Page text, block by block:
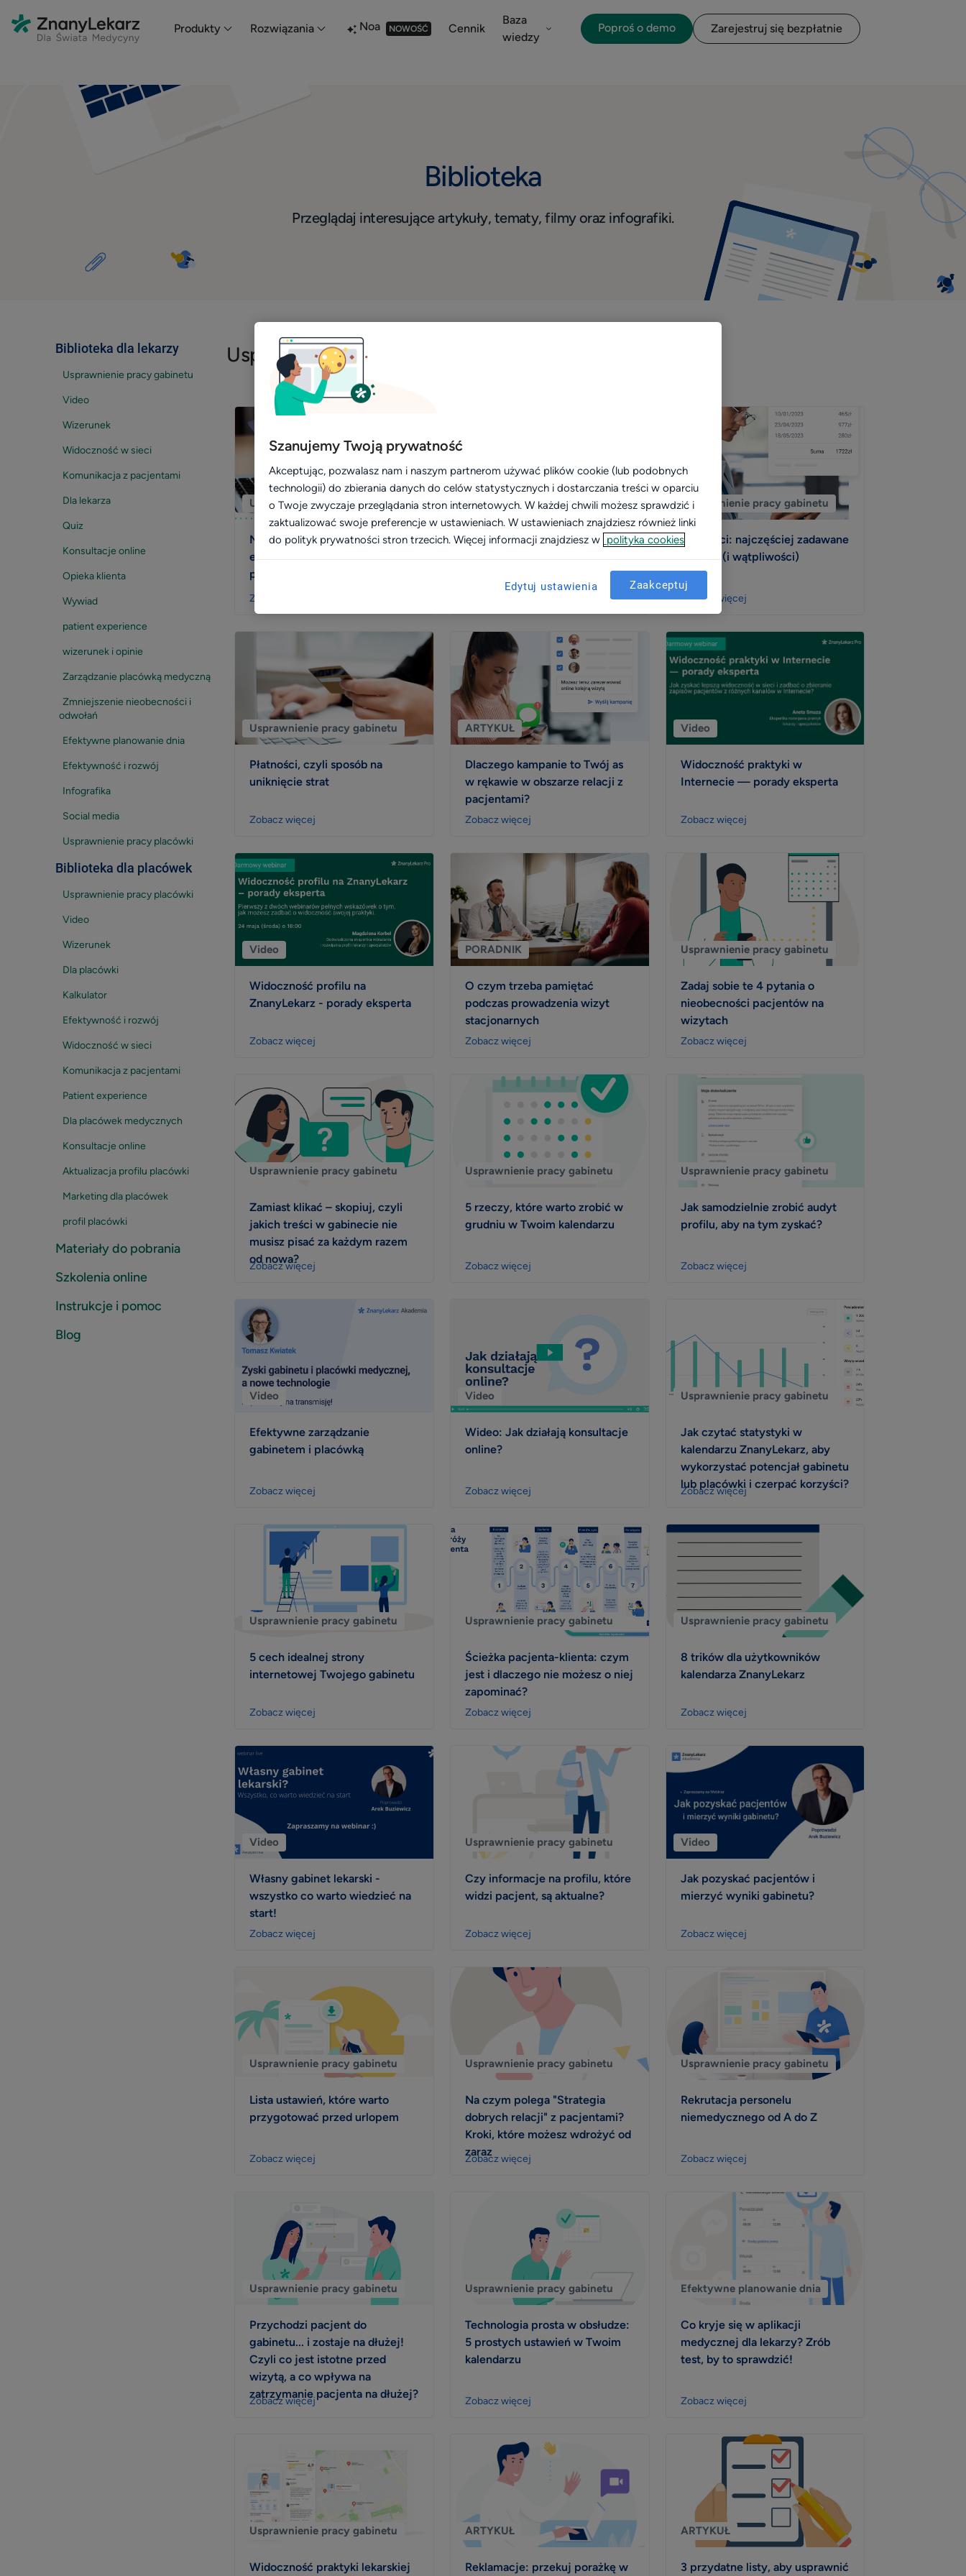
Produkty Rozwiązania Noa NOWOŚĆ Cennik
Baza
wiedzy
Poproś o demo Zarejestruj się bezpłatnie
Biblioteka
Przeglądaj interesujące artykuły, tematy, filmy oraz infografiki.
Wróć
Biblioteka dla lekarzy
Usprawnienie pracy gabinetu
Video
Wizerunek
Widoczność w sieci
Komunikacja z pacjentami
Dla lekarza
Quiz
Konsultacje online
Opieka klienta
Wywiad
patient experience
wizerunek i opinie
Zarządzanie placówką medyczną
Zmniejszenie nieobecności i
odwołań
Efektywne planowanie dnia
Efektywność i rozwój
Infografika
Social media
Usprawnienie pracy placówki
Biblioteka dla placówek
Usprawnienie pracy placówki
Video
Wizerunek
Dla placówki
Kalkulator
Efektywność i rozwój
Widoczność w sieci
Komunikacja z pacjentami
Patient experience
Dla placówek medycznych
Konsultacje online
Aktualizacja profilu placówki
Marketing dla placówek
profil placówki
Materiały do pobrania
Szkolenia online
Instrukcje i pomoc
Blog
Usprawnienie pracy gabinetu
Usprawnienie pracy gabinetu
Nowa funkcja Płatności:
elastyczność, na którą czekali
pacjenci (i lekarze!)
Zobacz więcej
Usprawnienie pracy gabinetu
Przełom w prowadzeniu wizyty
zyskaj nawet 30% czasu dzięki
Noa Notes
Usprawnienie pracy gabinetu
Płatności: najczęściej zadawane
pytania (i wątpliwości)
Zobacz więcej
Usprawnienie pracy gabinetu
Płatności, czyli sposób na
uniknięcie strat
Zobacz więcej
ARTYKUŁ
Dlaczego kampanie to Twój as
w rękawie w obszarze relacji z
pacjentami?
Zobacz więcej
Video
Widoczność praktyki w
Internecie — porady eksperta
Zobacz więcej
Video
Widoczność profilu na
ZnanyLekarz - porady eksperta
Zobacz więcej
PORADNIK
O czym trzeba pamiętać
podczas prowadzenia wizyt
stacjonarnych
Zobacz więcej
Usprawnienie pracy gabinetu
Zadaj sobie te 4 pytania o
nieobecności pacjentów na
wizytach
Zobacz więcej
Usprawnienie pracy gabinetu
Zamiast klikać – skopiuj, czyli
jakich treści w gabinecie nie
musisz pisać za każdym razem
od nowa?
Zobacz więcej
Usprawnienie pracy gabinetu
5 rzeczy, które warto zrobić w
grudniu w Twoim kalendarzu
Zobacz więcej
Usprawnienie pracy gabinetu
Jak samodzielnie zrobić audyt
profilu, aby na tym zyskać?
Zobacz więcej
Video
Efektywne zarządzanie
gabinetem i placówką
Zobacz więcej
Video
Wideo: Jak działają konsultacje
online?
Zobacz więcej
Usprawnienie pracy gabinetu
Jak czytać statystyki w
kalendarzu ZnanyLekarz, aby
wykorzystać potencjał gabinetu
lub placówki i czerpać korzyści?
Zobacz więcej
Usprawnienie pracy gabinetu
5 cech idealnej strony
internetowej Twojego gabinetu
Zobacz więcej
Usprawnienie pracy gabinetu
Ścieżka pacjenta-klienta: czym
jest i dlaczego nie możesz o niej
zapominać?
Zobacz więcej
Usprawnienie pracy gabinetu
8 trików dla użytkowników
kalendarza ZnanyLekarz
Zobacz więcej
Video
Własny gabinet lekarski -
wszystko co warto wiedzieć na
start!
Zobacz więcej
Usprawnienie pracy gabinetu
Czy informacje na profilu, które
widzi pacjent, są aktualne?
Zobacz więcej
Video
Jak pozyskać pacjentów i
mierzyć wyniki gabinetu?
Zobacz więcej
Usprawnienie pracy gabinetu
Lista ustawień, które warto
przygotować przed urlopem
Zobacz więcej
Usprawnienie pracy gabinetu
Na czym polega "Strategia
dobrych relacji" z pacjentami?
Kroki, które możesz wdrożyć od
zaraz
Zobacz więcej
Usprawnienie pracy gabinetu
Rekrutacja personelu
niemedycznego od A do Z
Zobacz więcej
Usprawnienie pracy gabinetu
Przychodzi pacjent do
gabinetu... i zostaje na dłużej!
Czyli co jest istotne przed
wizytą, a co wpływa na
zatrzymanie pacjenta na dłużej?
Zobacz więcej
Usprawnienie pracy gabinetu
Technologia prosta w obsłudze:
5 prostych ustawień w Twoim
kalendarzu
Zobacz więcej
Efektywne planowanie dnia
Co kryje się w aplikacji
medycznej dla lekarzy? Zrób
test, by to sprawdzić!
Zobacz więcej
Usprawnienie pracy gabinetu
Widoczność praktyki lekarskiej
ARTYKUŁ
Reklamacje: przekuj porażkę w
ARTYKUŁ
3 przydatne listy, aby usprawnić
Szanujemy Twoją prywatność
Akceptując, pozwalasz nam i naszym partnerom używać plików cookie (lub podobnych
technologii) do zbierania danych do celów statystycznych i dostarczania treści w oparciu
o Twoje zwyczaje przeglądania stron internetowych. W każdej chwili możesz sprawdzić i
zaktualizować swoje preferencje w ustawieniach. W ustawieniach znajdziesz również linki
do polityk prywatności stron trzecich. Więcej informacji znajdziesz w polityka cookies
Edytuj ustawienia Zaakceptuj